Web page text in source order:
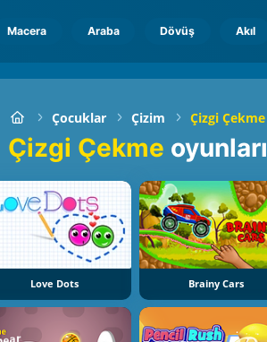
Macera Araba Dövüş Akıl
Çocuklar Çizim Çizgi Çekme
Çizgi Çekme oyunları
Love Dots Brainy Cars